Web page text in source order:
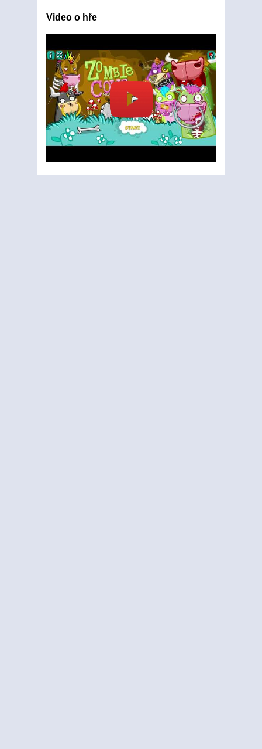
Video o hře